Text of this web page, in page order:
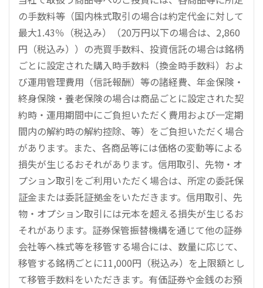
の手数料等（国内株式取引の場合は約定代金に対して
最大1.43％（税込み）（20万円以下の場合は、2,860
円（税込み））の売買手数料、投資信託の場合は銘柄
ごとに設定された購入時手数料（換金時手数料）およ
び運用管理費用（信託報酬）等の諸経費、年金保険・
終身保険・養老保険の場合は商品ごとに設定された契
約時・運用期間中にご負担いただく費用および一定期
間内の解約時の解約控除、等）をご負担いただく場合
があります。また、各商品等には価格の変動等による
損失が生じるおそれがあります。信用取引、先物・オ
プション取引をご利用いただく場合は、所定の委託保
証金または委託証拠金をいただきます。信用取引、先
物・オプション取引には元本を超える損失が生じるお
それがあります。証券保管振替機構を通じて他の証券
会社等へ株式等を移管する場合には、数量に応じて、
移管する銘柄ごとに11,000円（税込み）を上限額とし
て移管手数料をいただきます。有価証券や金銭のお預